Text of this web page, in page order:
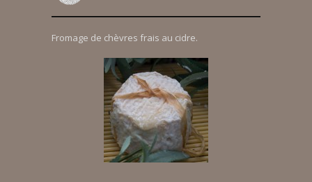
Fromage de chèvres frais au cidre.